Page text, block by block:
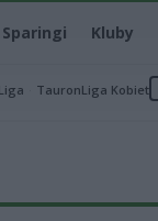
Sparingi Kluby
TauronLiga Kobiet